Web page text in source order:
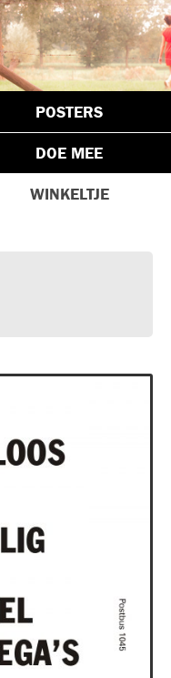
POSTERS
DOE MEE
WINKELTJE